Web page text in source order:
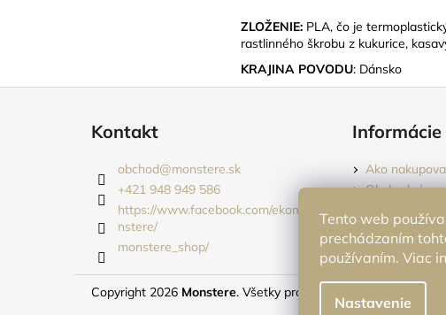
Tento web
prechádzaním
používaním. Viac
Nastavenie
ZLOŽENIE: PLA, čo je
rastlinného škrobu z kukurice,
KRAJINA POVODU: Dánsko
Kontakt
obchod@monstere.sk
+421 948 949 586
https://www.facebook.com/ekomo
nstere/
monstere_shop/
Informácie
Ako
Obchodné
Podmienky
Vrátenie
Copyright 2026 Monstere. Všetky práva vyhradené.